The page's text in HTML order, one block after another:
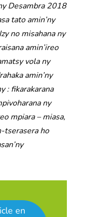
Desambra 2018
tato amin’ny
no misahana ny
amin’ireo
vola ny
amin’ny
: fikarakarana
ny
mpiara – miasa,
tserasera ho
en